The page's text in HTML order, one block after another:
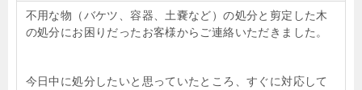
不用な物（バケツ、容器、土嚢など）の処分と剪定した木
の処分にお困りだったお客様からご連絡いただきました。
今日中に処分したいと思っていたところ、すぐに対応して